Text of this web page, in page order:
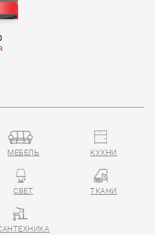
МЕБЕЛЬ КУХНИ
СВЕТ ТКАНИ